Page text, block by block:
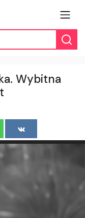
Wybitna